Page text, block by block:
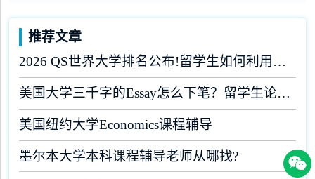
推荐文章
2026 QS世界大学排名公布!留学生如何利用榜单做好学业规划?
美国大学三千字的Essay怎么下笔？留学生论文辅导
美国纽约大学Economics课程辅导
墨尔本大学本科课程辅导老师从哪找?